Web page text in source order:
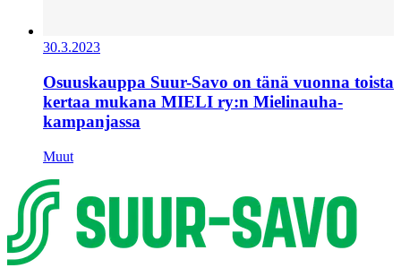
30.3.2023
Osuuskauppa Suur-Savo on tänä vuonna toista
kertaa mukana MIELI ry:n Mielinauha-
kampanjassa
Muut